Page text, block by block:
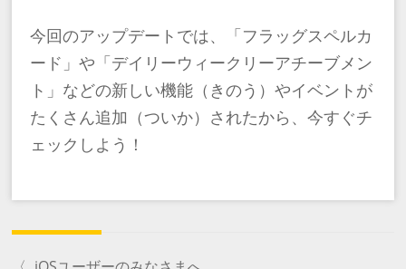
今回のアップデートでは、「フラッグスペルカ
ード」や「デイリーウィークリーアチーブメン
ト」などの新しい機能（きのう）やイベントが
たくさん追加（ついか）されたから、今すぐチ
ェックしよう！